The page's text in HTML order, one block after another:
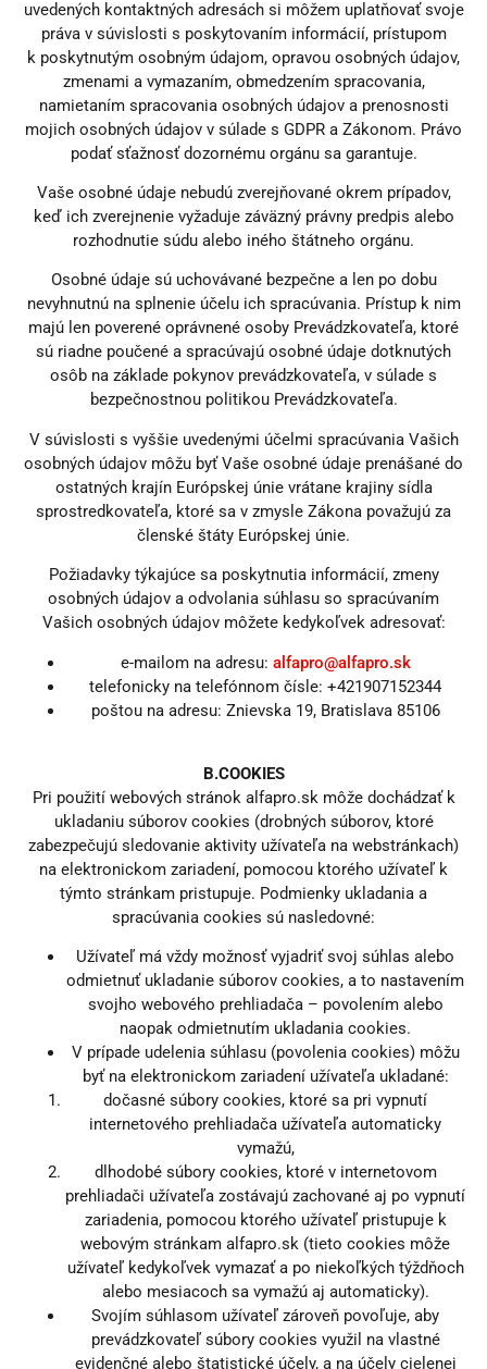
uvedených kontaktných adresách si môžem uplatňovať svoje
práva v súvislosti s poskytovaním informácií, prístupom
k poskytnutým osobným údajom, opravou osobných údajov,
zmenami a vymazaním, obmedzením spracovania,
namietaním spracovania osobných údajov a prenosnosti
mojich osobných údajov v súlade s GDPR a Zákonom. Právo
podať sťažnosť dozornému orgánu sa garantuje.
Vaše osobné údaje nebudú zverejňované okrem prípadov,
keď ich zverejnenie vyžaduje záväzný právny predpis alebo
rozhodnutie súdu alebo iného štátneho orgánu.
Osobné údaje sú uchovávané bezpečne a len po dobu
nevyhnutnú na splnenie účelu ich spracúvania. Prístup k nim
majú len poverené oprávnené osoby Prevádzkovateľa, ktoré
sú riadne poučené a spracúvajú osobné údaje dotknutých
osôb na základe pokynov prevádzkovateľa, v súlade s
bezpečnostnou politikou Prevádzkovateľa.
V súvislosti s vyššie uvedenými účelmi spracúvania Vašich
osobných údajov môžu byť Vaše osobné údaje prenášané do
ostatných krajín Európskej únie vrátane krajiny sídla
sprostredkovateľa, ktoré sa v zmysle Zákona považujú za
členské štáty Európskej únie.
Požiadavky týkajúce sa poskytnutia informácií, zmeny
osobných údajov a odvolania súhlasu so spracúvaním
Vašich osobných údajov môžete kedykoľvek adresovať:
e-mailom na adresu: alfapro@alfapro.sk
telefonicky na telefónnom čísle: +421907152344
poštou na adresu: Znievska 19, Bratislava 85106
B.COOKIES
Pri použití webových stránok alfapro.sk môže dochádzať k
ukladaniu súborov cookies (drobných súborov, ktoré
zabezpečujú sledovanie aktivity užívateľa na webstránkach)
na elektronickom zariadení, pomocou ktorého užívateľ k
týmto stránkam pristupuje. Podmienky ukladania a
spracúvania cookies sú nasledovné:
Užívateľ má vždy možnosť vyjadriť svoj súhlas alebo
odmietnuť ukladanie súborov cookies, a to nastavením
svojho webového prehliadača – povolením alebo
naopak odmietnutím ukladania cookies.
V prípade udelenia súhlasu (povolenia cookies) môžu
byť na elektronickom zariadení užívateľa ukladané:
dočasné súbory cookies, ktoré sa pri vypnutí
internetového prehliadača užívateľa automaticky
vymažú,
dlhodobé súbory cookies, ktoré v internetovom
prehliadači užívateľa zostávajú zachované aj po vypnutí
zariadenia, pomocou ktorého užívateľ pristupuje k
webovým stránkam alfapro.sk (tieto cookies môže
užívateľ kedykoľvek vymazať a po niekoľkých týždňoch
alebo mesiacoch sa vymažú aj automaticky).
Svojím súhlasom užívateľ zároveň povoľuje, aby
prevádzkovateľ súbory cookies využil na vlastné
evidenčné alebo štatistické účely, a na účely cielenej